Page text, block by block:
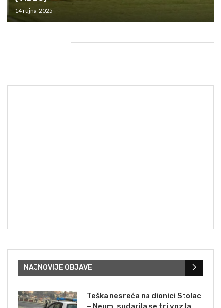
14 rujna, 2025
NAJNOVIJE OBJAVE
Teška nesreća na dionici Stolac
– Neum, sudarila se tri vozila,